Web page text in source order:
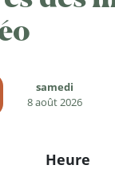
samedi
8 août 2026
Heure